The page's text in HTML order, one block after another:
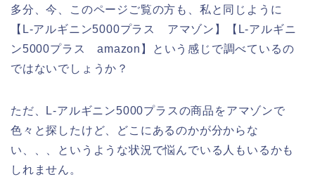
多分、今、このページご覧の方も、私と同じように
【L-アルギニン5000プラス アマゾン】【L-アルギニ
ン5000プラス amazon】という感じで調べているの
ではないでしょうか？
ただ、L-アルギニン5000プラスの商品をアマゾンで
色々と探したけど、どこにあるのかが分からな
い、、、というような状況で悩んでいる人もいるかも
しれません。